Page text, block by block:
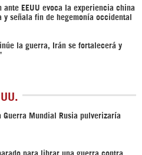
ante EEUU evoca la experiencia china
y señala fin de hegemonía occidental
la guerra, Irán se fortalecerá y
Guerra Mundial Rusia pulverizaría
para librar una guerra contra